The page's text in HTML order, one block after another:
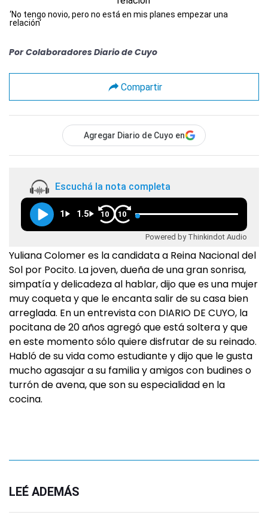
‘No tengo novio, pero no está en mis planes empezar una
relación‘
Por Colaboradores Diario de Cuyo
Compartir
Agregar Diario de Cuyo en
Escuchá la nota completa
1 1.5 10 10
Powered by Thinkindot Audio
Yuliana Colomer es la candidata a Reina Nacional del
Sol por Pocito. La joven, dueña de una gran sonrisa,
simpatía y delicadeza al hablar, dijo que es una mujer
muy coqueta y que le encanta salir de su casa bien
arreglada. En un entrevista con DIARIO DE CUYO, la
pocitana de 20 años agregó que está soltera y que
en este momento sólo quiere disfrutar de su reinado.
Habló de su vida como estudiante y dijo que le gusta
mucho agasajar a su familia y amigos con budines o
turrón de avena, que son su especialidad en la
cocina.
LEÉ ADEMÁS